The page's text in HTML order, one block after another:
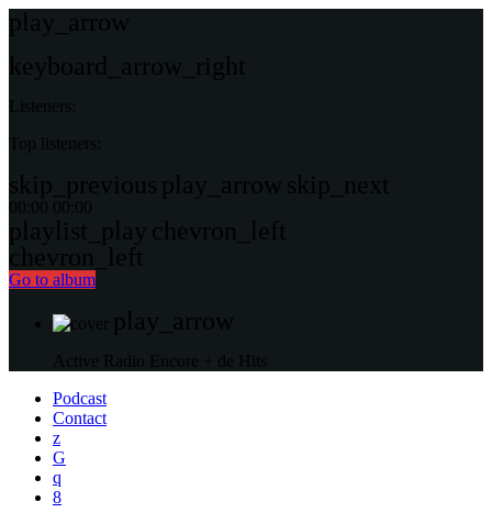
play_arrow
keyboard_arrow_right
Listeners:
Top listeners:
skip_previous play_arrow skip_next
00:00 00:00
playlist_play chevron_left
chevron_left
Go to album
play_arrow
Active Radio Encore + de Hits
Podcast
Contact